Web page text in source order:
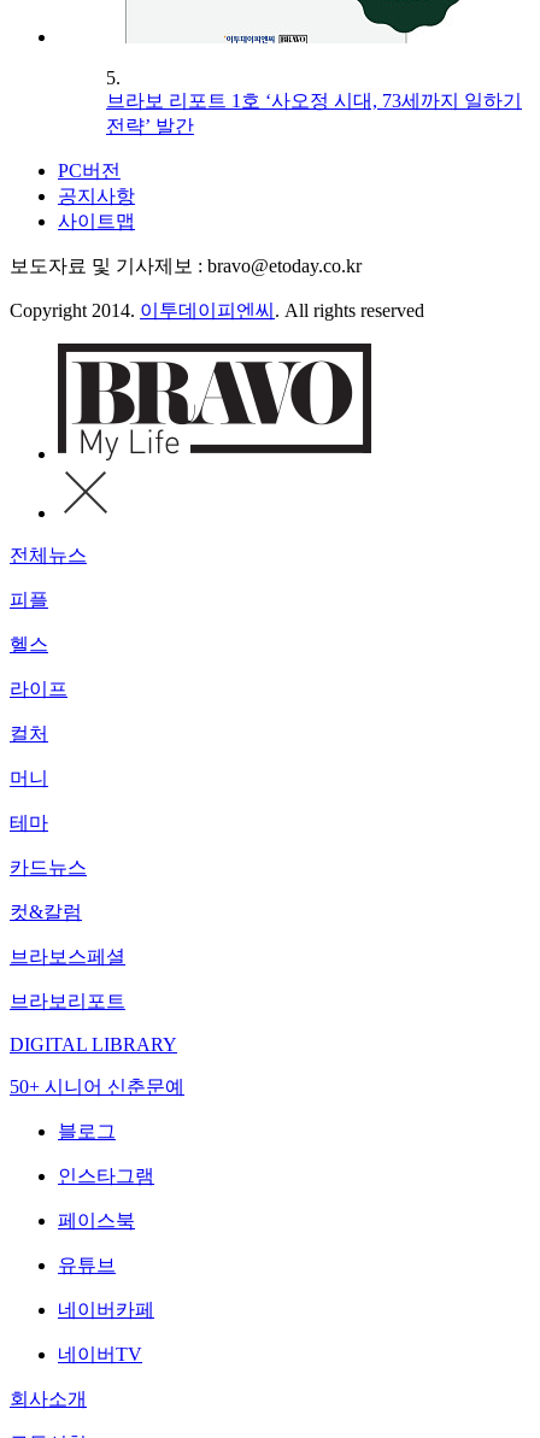
5.
브라보 리포트 1호 ‘사오정 시대, 73세까지 일하기
전략’ 발간
PC버전
공지사항
사이트맵
보도자료 및 기사제보 : bravo@etoday.co.kr
Copyright 2014. 이투데이피엔씨 . All rights reserved
전체뉴스
피플
헬스
라이프
컬처
머니
테마
카드뉴스
컷&칼럼
브라보스페셜
브라보리포트
DIGITAL LIBRARY
50+ 시니어 신춘문예
블로그
인스타그램
페이스북
유튜브
네이버카페
네이버TV
회사소개